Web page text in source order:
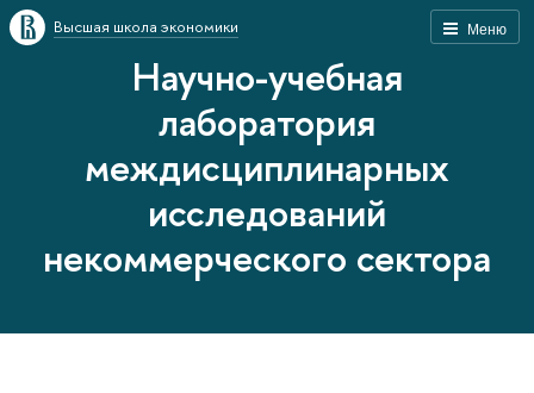
Меню
Высшая школа экономики
Научно-учебная
лаборатория
междисциплинарных
исследований
некоммерческого сектора